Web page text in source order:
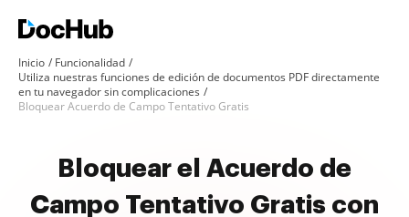
Inicio
Funcionalidad
Utiliza nuestras funciones de edición de documentos PDF directamente
en tu navegador sin complicaciones
Bloquear Acuerdo de Campo Tentativo Gratis
Bloquear el Acuerdo de
Campo Tentativo Gratis con